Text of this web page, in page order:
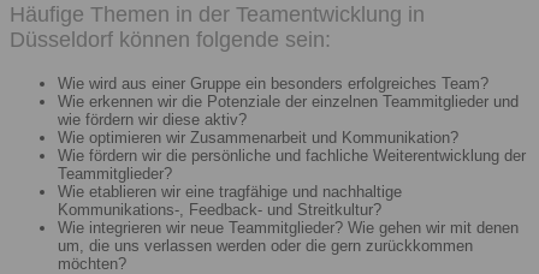
Häufige Themen in der Teamentwicklung in
Düsseldorf können folgende sein:
Wie wird aus einer Gruppe ein besonders erfolgreiches Team?
Wie erkennen wir die Potenziale der einzelnen Teammitglieder und
wie fördern wir diese aktiv?
Wie optimieren wir Zusammenarbeit und Kommunikation?
Wie fördern wir die persönliche und fachliche Weiterentwicklung der
Teammitglieder?
Wie etablieren wir eine tragfähige und nachhaltige
Kommunikations-, Feedback- und Streitkultur?
Wie integrieren wir neue Teammitglieder? Wie gehen wir mit denen
um, die uns verlassen werden oder die gern zurückkommen
möchten?